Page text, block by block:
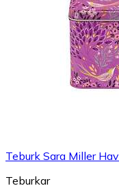
Teburk Sara Miller
Teburkar